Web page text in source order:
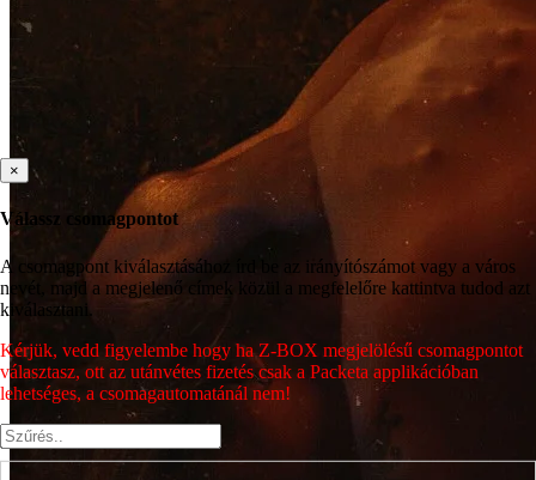
×
Válassz csomagpontot
A csomagpont kiválasztásához írd be az irányítószámot vagy a város
nevét, majd a megjelenő címek közül a megfelelőre kattintva tudod azt
kiválasztani.
Kérjük, vedd figyelembe hogy ha Z-BOX megjelölésű csomagpontot
választasz, ott az utánvétes fizetés csak a Packeta applikációban
lehetséges, a csomagautomatánál nem!